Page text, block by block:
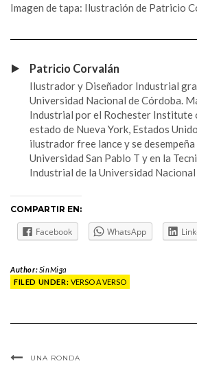
Imagen de tapa: Ilustración de Patricio
Patricio Corvalán
Ilustrador y Diseñador Industrial
Universidad Nacional de Córdoba.
Industrial por el Rochester Institute
estado de Nueva York, Estados
ilustrador free lance y se
Universidad San Pablo T y en la
Industrial de la Universidad Nacional
COMPARTIR EN:
Facebook WhatsApp
Author: SinMiga
FILED UNDER: VERSO A VERSO
UNA RONDA